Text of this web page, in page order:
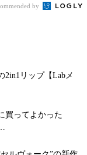
by
2in1リップ【Labメ
買ってよかった